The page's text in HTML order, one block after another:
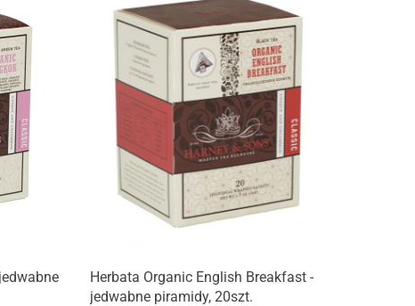
Herbata Organic English Breakfast -
jedwabne piramidy, 20szt.